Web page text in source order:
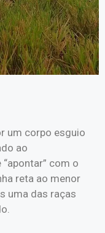
um corpo esguio
ao
com o
reta ao menor
uma das raças